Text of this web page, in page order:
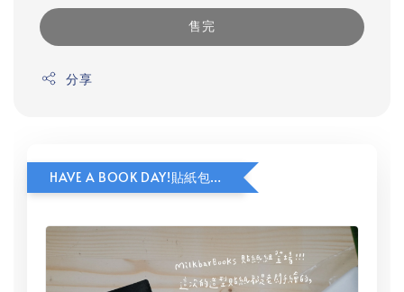
售完
分享
HAVE A BOOK DAY!貼紙包加價購